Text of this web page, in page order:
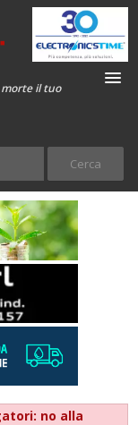
morte il tuo
no alla